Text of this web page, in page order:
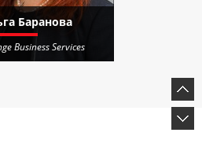
Баранова
Business Services